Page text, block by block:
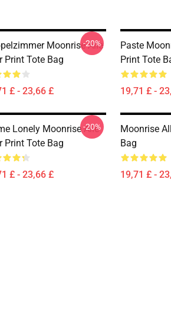
Moonrise Alle
Print Tote Bag
£ - 23,66 £
-20%
Paste
Print Tote
19,71 £ -
Lonely Moonrise Alle
Print Tote Bag
£ - 23,66 £
-20%
Moonrise
Bag
19,71 £ -